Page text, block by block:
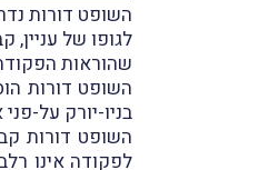
השופט דורות נדרש
לגופו של
שהוראות
השופט דורות
בניו-יורק על-